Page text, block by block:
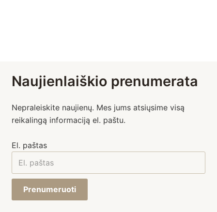
Naujienlaiškio prenumerata
Nepraleiskite naujienų. Mes jums atsiųsime visą
reikalingą informaciją el. paštu.
El. paštas
Prenumeruoti